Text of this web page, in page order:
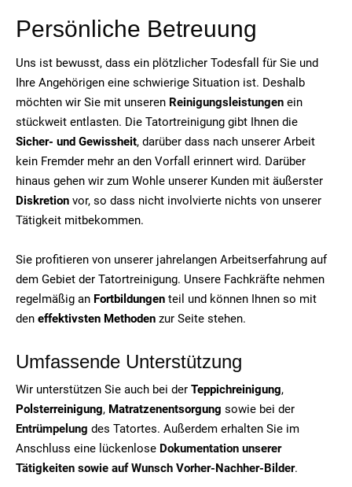
Persönliche Betreuung
Uns ist bewusst, dass ein plötzlicher Todesfall für Sie und
Ihre Angehörigen eine schwierige Situation ist. Deshalb
möchten wir Sie mit unseren Reinigungsleistungen ein
stückweit entlasten. Die Tatortreinigung gibt Ihnen die
Sicher- und Gewissheit, darüber dass nach unserer Arbeit
kein Fremder mehr an den Vorfall erinnert wird. Darüber
hinaus gehen wir zum Wohle unserer Kunden mit äußerster
Diskretion vor, so dass nicht involvierte nichts von unserer
Tätigkeit mitbekommen.
Sie profitieren von unserer jahrelangen Arbeitserfahrung auf
dem Gebiet der Tatortreinigung. Unsere Fachkräfte nehmen
regelmäßig an Fortbildungen teil und können Ihnen so mit
den effektivsten Methoden zur Seite stehen.
Umfassende Unterstützung
Wir unterstützen Sie auch bei der Teppichreinigung,
Polsterreinigung, Matratzenentsorgung sowie bei der
Entrümpelung des Tatortes. Außerdem erhalten Sie im
Anschluss eine lückenlose Dokumentation unserer
Tätigkeiten sowie auf Wunsch Vorher-Nachher-Bilder.